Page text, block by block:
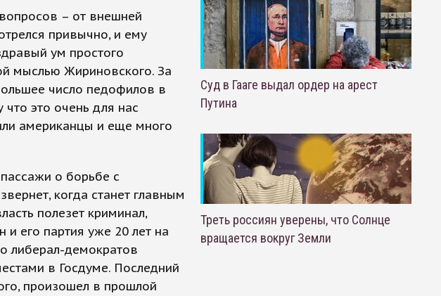
– от внешней
привычно, и ему
ум простого
мыслью Жириновского. За
число педофилов в
это очень для нас
американцы и еще много
о борьбе с
когда станет главным
полезет криминал,
и его партия уже 20 лет на
либерал-демократов
в Госдуме. Последний
произошел в прошлой
Суд в Гааге выдал ордер на арест
Путина
Треть россиян уверены, что Солнце
вращается вокруг Земли